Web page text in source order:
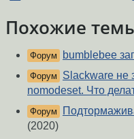
Похожие
Форум bumblebee
Форум
Slackware не
nomodeset. Что
Форум
(2020)